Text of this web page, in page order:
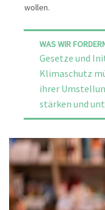
wollen.
WAS WIR
Gesetze und
Klimaschutz
ihrer
stärken und